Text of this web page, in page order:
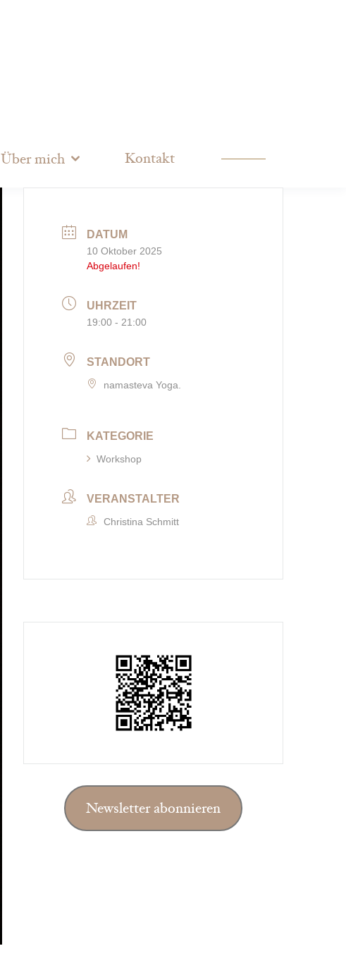
Über mich Kontakt
DATUM
10 Oktober 2025
Abgelaufen!
UHRZEIT
19:00 - 21:00
STANDORT
namasteva Yoga.
KATEGORIE
Workshop
VERANSTALTER
Christina Schmitt
Newsletter abonnieren